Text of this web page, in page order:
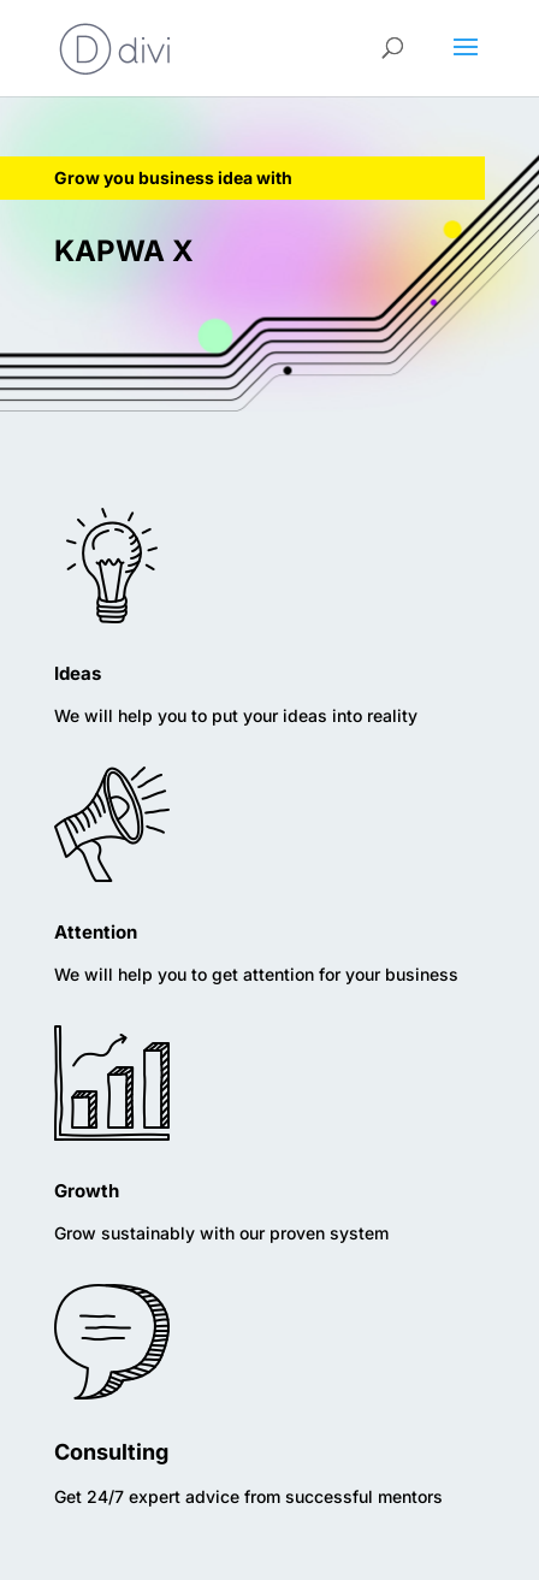
Grow you business idea with
KAPWA X
Ideas
We will help you to put your ideas into reality
Attention
We will help you to get attention for your business
Growth
Grow sustainably with our proven system
Consulting
Get 24/7 expert advice from successful mentors